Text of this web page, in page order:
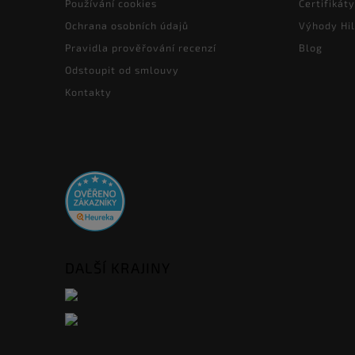
Používání cookies
Ochrana osobních údajů
Pravidla prověřování recenzí
Odstoupit od smlouvy
Kontakty
Certifikáty
Výhody
Blog